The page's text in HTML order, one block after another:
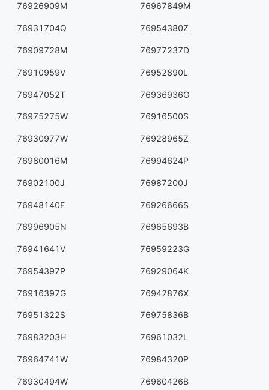
76926909M 76967849M
76931704Q 76954380Z
76909728M 76977237D
76910959V 76952890L
76947052T 76936936G
76975275W 76916500S
76930977W 76928965Z
76980016M 76994624P
76902100J 76987200J
76948140F 76926666S
76996905N 76965693B
76941641V 76959223G
76954397P 76929064K
76916397G 76942876X
76951322S 76975836B
76983203H 76961032L
76964741W 76984320P
76930494W 76960426B